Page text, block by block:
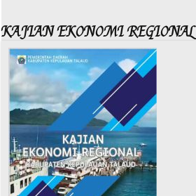
KAJIAN EKONOMI REGIONAL